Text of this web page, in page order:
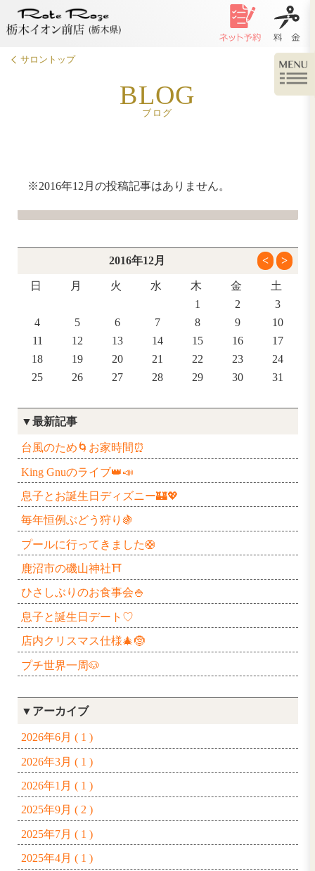
※2016年12月の投稿記事はありませ
2016年12月
日 月 火 水
木
4
5 6 7
8
11
12 13 14 15
18 19 20 21 22
25 26
▼最新記事
台風のため🌀お家時間⏰
King Gnuのライブ👑📣
息子とお誕生日ディズニー🏰💖
毎年恒例ぶどう狩り🍇
プールに行ってきました🛟
鹿沼市の磯山神社⛩️
ひさしぶりのお食事会🍚